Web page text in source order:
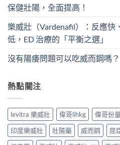
保健壯陽，全面提高！
樂威壯（Vardenafil）：反應快
低，ED 治療的「平衡之選」
沒有陽痿問題可以吃威而鋼嗎
熱點關注
levitra 樂威壯 偉哥lihkg 偉哥份量
印度樂威壯
壯陽藥 威而鋼 屈